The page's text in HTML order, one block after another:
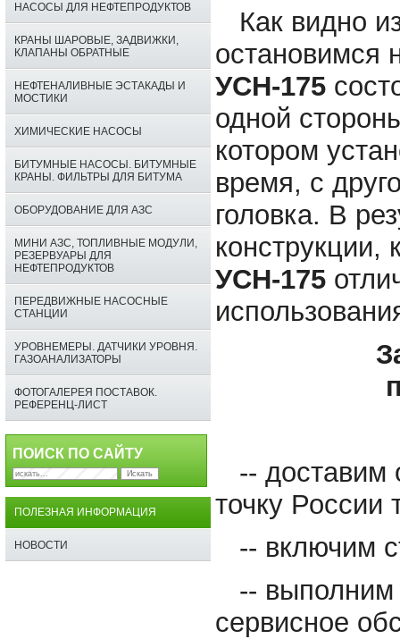
НАСОСЫ ДЛЯ НЕФТЕПРОДУКТОВ
КРАНЫ ШАРОВЫЕ, ЗАДВИЖКИ,
КЛАПАНЫ ОБРАТНЫЕ
НЕФТЕНАЛИВНЫЕ ЭСТАКАДЫ И
МОСТИКИ
ХИМИЧЕСКИЕ НАСОСЫ
БИТУМНЫЕ НАСОСЫ. БИТУМНЫЕ
КРАНЫ. ФИЛЬТРЫ ДЛЯ БИТУМА
ОБОРУДОВАНИЕ ДЛЯ АЗС
МИНИ АЗС, ТОПЛИВНЫЕ МОДУЛИ,
РЕЗЕРВУАРЫ ДЛЯ
НЕФТЕПРОДУКТОВ
ПЕРЕДВИЖНЫЕ НАСОСНЫЕ
СТАНЦИИ
УРОВНЕМЕРЫ. ДАТЧИКИ УРОВНЯ.
ГАЗОАНАЛИЗАТОРЫ
ФОТОГАЛЕРЕЯ ПОСТАВОК.
РЕФЕРЕНЦ-ЛИСТ
ПОИСК ПО САЙТУ
Искать
ПОЛЕЗНАЯ ИНФОРМАЦИЯ
НОВОСТИ
Как видно
остановимся
УСН-175
одной
котором
время, с
головка. В
конструкции,
УСН-175
-- доставим
точку России
-- включим
-- выполним
сервисное